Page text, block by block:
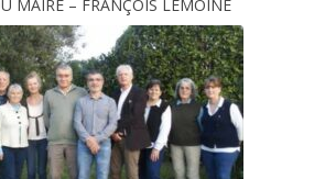
MAIRE – FRANÇOIS LEMOINE